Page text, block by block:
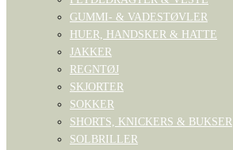
GUMMI- & VADESTØVLER
HUER, HANDSKER & HATTE
JAKKER
REGNTØJ
SKJORTER
SOKKER
SHORTS, KNICKERS & BUKSER
SOLBRILLER